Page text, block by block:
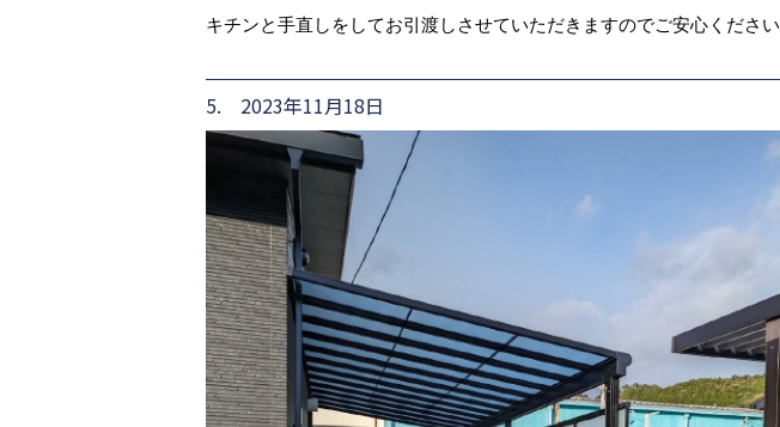
キチンと手直しをしてお引渡しさせていただきますのでご安心ください
5. 2023年11月18日